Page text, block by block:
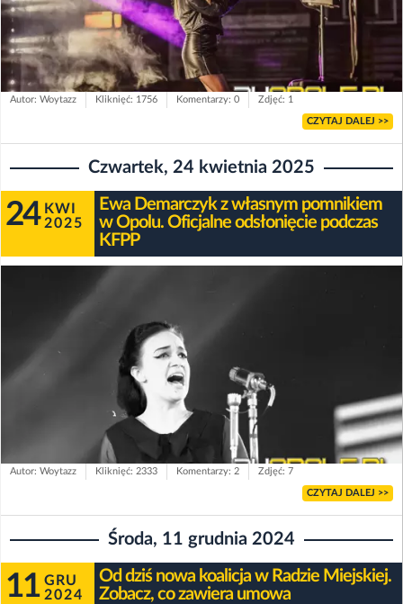
Autor: Woytazz Kliknięć: 1756 Komentarzy: 0 Zdjęć: 1
CZYTAJ DALEJ >>
Czwartek, 24 kwietnia 2025
24 KWI
2025
Ewa Demarczyk z własnym pomnikiem
w Opolu. Oficjalne odsłonięcie podczas
KFPP
Autor: Woytazz Kliknięć: 2333 Komentarzy: 2 Zdjęć: 7
CZYTAJ DALEJ >>
Środa, 11 grudnia 2024
11 GRU
2024
Od dziś nowa koalicja w Radzie Miejskiej.
Zobacz, co zawiera umowa